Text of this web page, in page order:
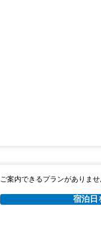
ご案内できるプランがありま
宿泊日